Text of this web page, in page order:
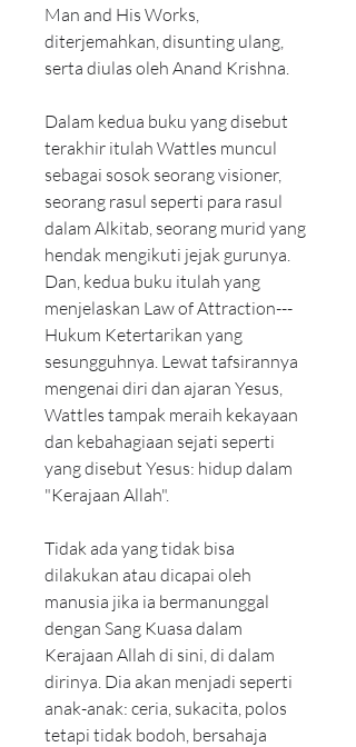
Man and His Works,
diterjemahkan, disunting ulang,
serta diulas oleh Anand Krishna.
Dalam kedua buku yang disebut
terakhir itulah Wattles muncul
sebagai sosok seorang visioner,
seorang rasul seperti para rasul
dalam Alkitab, seorang murid yang
hendak mengikuti jejak gurunya.
Dan, kedua buku itulah yang
menjelaskan Law of Attraction---
Hukum Ketertarikan yang
sesungguhnya. Lewat tafsirannya
mengenai diri dan ajaran Yesus,
Wattles tampak meraih kekayaan
dan kebahagiaan sejati seperti
yang disebut Yesus: hidup dalam
"Kerajaan Allah".
Tidak ada yang tidak bisa
dilakukan atau dicapai oleh
manusia jika ia bermanunggal
dengan Sang Kuasa dalam
Kerajaan Allah di sini, di dalam
dirinya. Dia akan menjadi seperti
anak-anak: ceria, sukacita, polos
tetapi tidak bodoh, bersahaja